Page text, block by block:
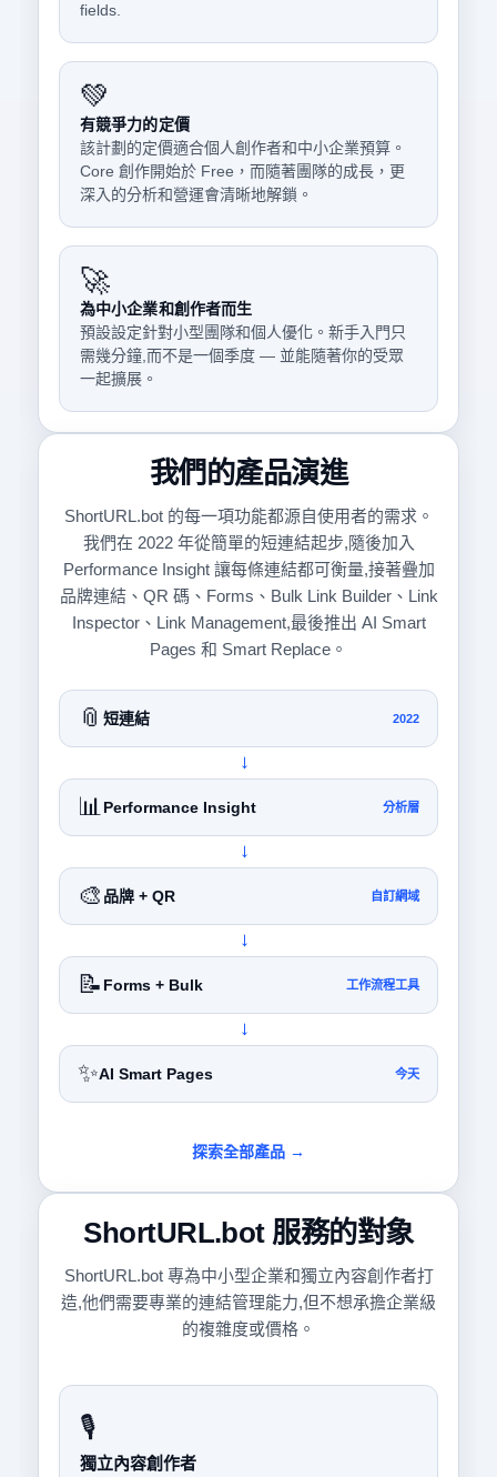
fields.
💚
有競爭力的定價
該計劃的定價適合個人創作者和中小企業預算。
Core 創作開始於 Free，而隨著團隊的成長，更
深入的分析和營運會清晰地解鎖。
🚀
為中小企業和創作者而生
預設設定針對小型團隊和個人優化。新手入門只
需幾分鐘,而不是一個季度 — 並能隨著你的受眾
一起擴展。
我們的產品演進
ShortURL.bot 的每一項功能都源自使用者的需求。
我們在 2022 年從簡單的短連結起步,隨後加入
Performance Insight 讓每條連結都可衡量,接著疊加
品牌連結、QR 碼、Forms、Bulk Link Builder、Link
Inspector、Link Management,最後推出 AI Smart
Pages 和 Smart Replace。
📎 短連結 2022
→
📊Performance Insight 分析層
→
🎨 品牌 + QR 自訂網域
→
📝 Forms + Bulk 工作流程工具
→
✨AI Smart Pages 今天
探索全部產品 →
ShortURL.bot 服務的對象
ShortURL.bot 專為中小型企業和獨立內容創作者打
造,他們需要專業的連結管理能力,但不想承擔企業級
的複雜度或價格。
🎙️
獨立內容創作者